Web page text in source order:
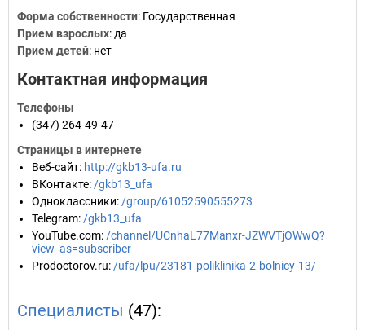
Форма собственности: Государственная
Прием взрослых: да
Прием детей: нет
Контактная информация
Телефоны
(347) 264-49-47
Страницы в интернете
Веб-сайт: http://gkb13-ufa.ru
ВКонтакте: /gkb13_ufa
Одноклассники: /group/61052590555273
Telegram: /gkb13_ufa
YouTube.com: /channel/UCnhaL77Manxr-JZWVTjOWwQ?
view_as=subscriber
Prodoctorov.ru: /ufa/lpu/23181-poliklinika-2-bolnicy-13/
Специалисты (47):